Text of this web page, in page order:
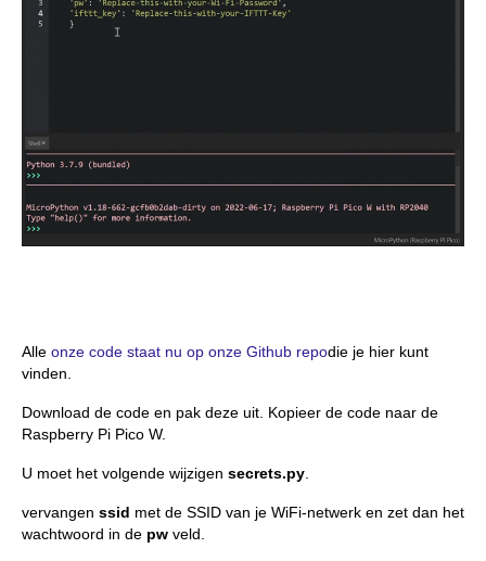
Alle onze code staat nu op onze Github repodie je hier kunt
vinden.
Download de code en pak deze uit. Kopieer de code naar de
Raspberry Pi Pico W.
U moet het volgende wijzigen secrets.py.
vervangen ssid met de SSID van je WiFi-netwerk en zet dan het
wachtwoord in de pw veld.